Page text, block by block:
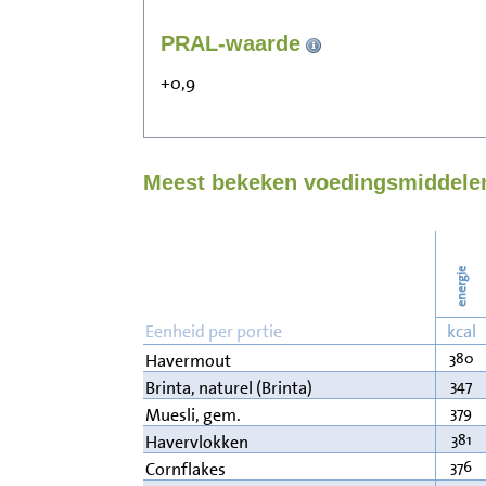
PRAL-waarde
+0,9
Meest bekeken
energie
Eenheid per portie kcal
Havermout
380
Brinta, naturel (Brinta) 347
Muesli, gem. 379
Havervlokken 381
Cornflakes 376